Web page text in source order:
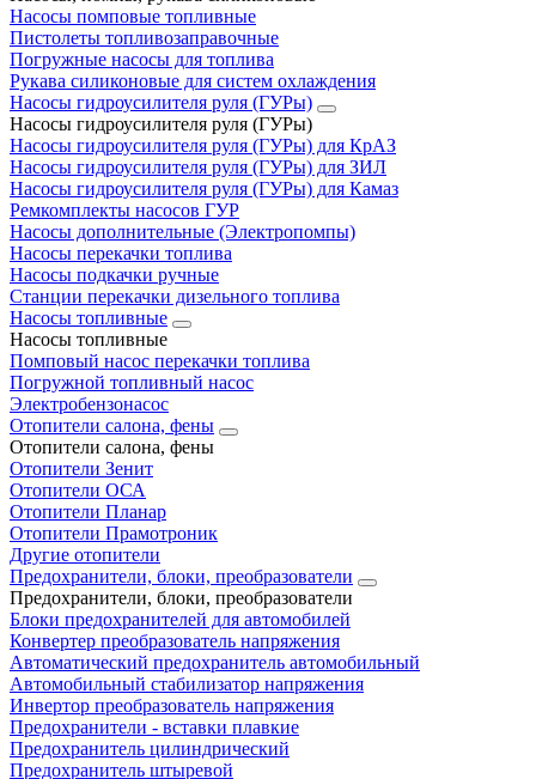
Насосы помповые топливные
Пистолеты топливозаправочные
Погружные насосы для топлива
Рукава силиконовые для систем охлаждения
Насосы гидроусилителя руля (ГУРы)
Насосы гидроусилителя руля (ГУРы)
Насосы гидроусилителя руля (ГУРы) для КрАЗ
Насосы гидроусилителя руля (ГУРы) для ЗИЛ
Насосы гидроусилителя руля (ГУРы) для Камаз
Ремкомплекты насосов ГУР
Насосы дополнительные (Электропомпы)
Насосы перекачки топлива
Насосы подкачки ручные
Станции перекачки дизельного топлива
Насосы топливные
Насосы топливные
Помповый насос перекачки топлива
Погружной топливный насос
Электробензонасос
Отопители салона, фены
Отопители салона, фены
Отопители Зенит
Отопители ОСА
Отопители Планар
Отопители Прамотроник
Другие отопители
Предохранители, блоки, преобразователи
Предохранители, блоки, преобразователи
Блоки предохранителей для автомобилей
Конвертер преобразователь напряжения
Автоматический предохранитель автомобильный
Автомобильный стабилизатор напряжения
Инвертор преобразователь напряжения
Предохранители - вставки плавкие
Предохранитель цилиндрический
Предохранитель штыревой